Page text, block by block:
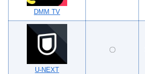
DMM TV
U-NEXT
〇